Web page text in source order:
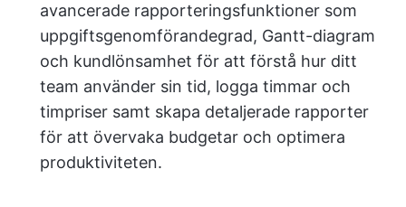
avancerade rapporteringsfunktioner som
uppgiftsgenomförandegrad, Gantt-diagram
och kundlönsamhet för att förstå hur ditt
team använder sin tid, logga timmar och
timpriser samt skapa detaljerade rapporter
för att övervaka budgetar och optimera
produktiviteten.